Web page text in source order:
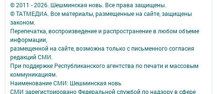
© 2011 - 2026. Шешминская новь. Все права защищены.
© ТАТМЕДИА. Все материалы, размещенные на сайте, защищены
законом.
Перепечатка, воспроизведение и распространение в любом объеме
информации,
размещенной на сайте, возможна только с письменного согласия
редакций СМИ.
При поддержке Республиканского агентства по печати и массовым
коммуникациям.
Наименование СМИ: Шешминская новь
СМИ зарегистрировано Федеральной службой по надзору в сфере